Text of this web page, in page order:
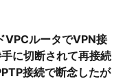
VPCルータでVPN接
に切断されて再接続
接続で断念したが